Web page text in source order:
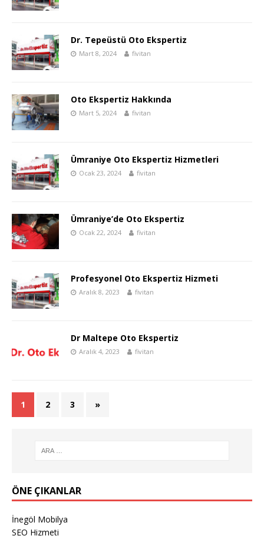
Dr. Tepeüstü Oto Ekspertiz
Mart 8, 2024 fivitan
Oto Ekspertiz Hakkında
Mart 5, 2024 fivitan
Ümraniye Oto Ekspertiz Hizmetleri
Ocak 23, 2024 fivitan
Ümraniye’de Oto Ekspertiz
Ocak 22, 2024 fivitan
Profesyonel Oto Ekspertiz Hizmeti
Aralık 8, 2023 fivitan
Dr Maltepe Oto Ekspertiz
Aralık 4, 2023 fivitan
1 2 3 »
ÖNE ÇIKANLAR
İnegöl Mobilya
SEO Hizmeti